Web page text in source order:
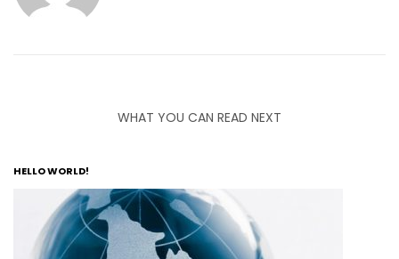
WHAT YOU CAN READ NEXT
HELLO WORLD!